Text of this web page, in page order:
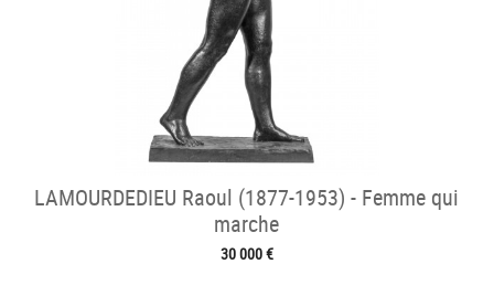
LAMOURDEDIEU Raoul (1877-1953) - Femme qui
marche
30 000 €